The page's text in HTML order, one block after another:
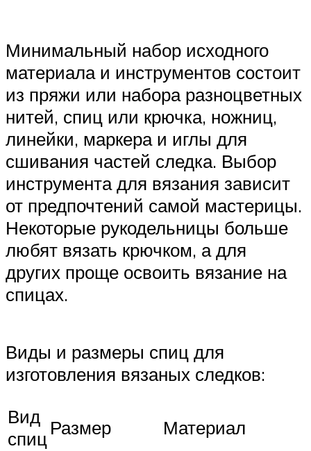
Минимальный набор исходного
материала и инструментов состоит
из пряжи или набора разноцветных
нитей, спиц или крючка, ножниц,
линейки, маркера и иглы для
сшивания частей следка. Выбор
инструмента для вязания зависит
от предпочтений самой мастерицы.
Некоторые рукодельницы больше
любят вязать крючком, а для
других проще освоить вязание на
спицах.
Виды и размеры спиц для
изготовления вязаных следков:
Вид
спицРазмер
Материал